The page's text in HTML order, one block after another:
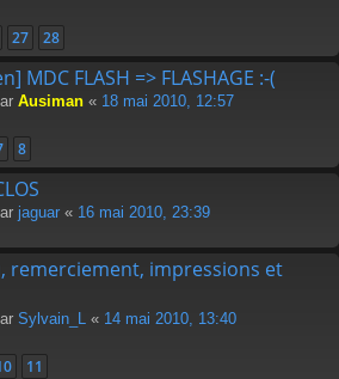
27 28
MDC FLASH => FLASHAGE :-(
Ausiman « 18 mai 2010, 12:57
8
jaguar « 16 mai 2010, 23:39
remerciement, impressions et
Sylvain_L « 14 mai 2010, 13:40
11